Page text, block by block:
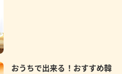
おうちで出来る！おすすめ韓